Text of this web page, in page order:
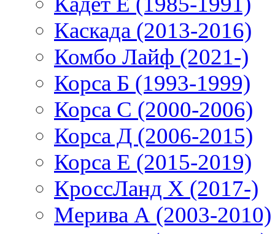
Каскада (2013-2016)
Комбо Лайф (2021-)
Корса Б (1993-1999)
Корса С (2000-2006)
Корса Д (2006-2015)
Корса E (2015-2019)
КроссЛанд X (2017-)
Мерива А (2003-2010)